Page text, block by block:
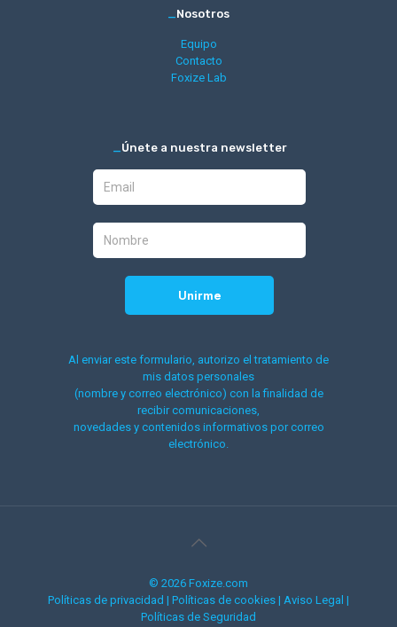
Nosotros
Equipo
Contacto
Foxize Lab
Únete a nuestra newsletter
Al enviar este formulario, autorizo el tratamiento de
mis datos personales
(nombre y correo electrónico) con la finalidad de
recibir comunicaciones,
novedades y contenidos informativos por correo
electrónico.
© 2026 Foxize.com
Políticas de privacidad | Políticas de cookies | Aviso Legal |
Políticas de Seguridad